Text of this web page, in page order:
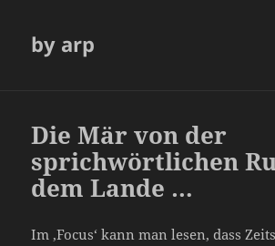
by arp
Die Mär von der
sprichwörtlichen
dem Lande …
Im ‚Focus‘ kann man lesen, dass